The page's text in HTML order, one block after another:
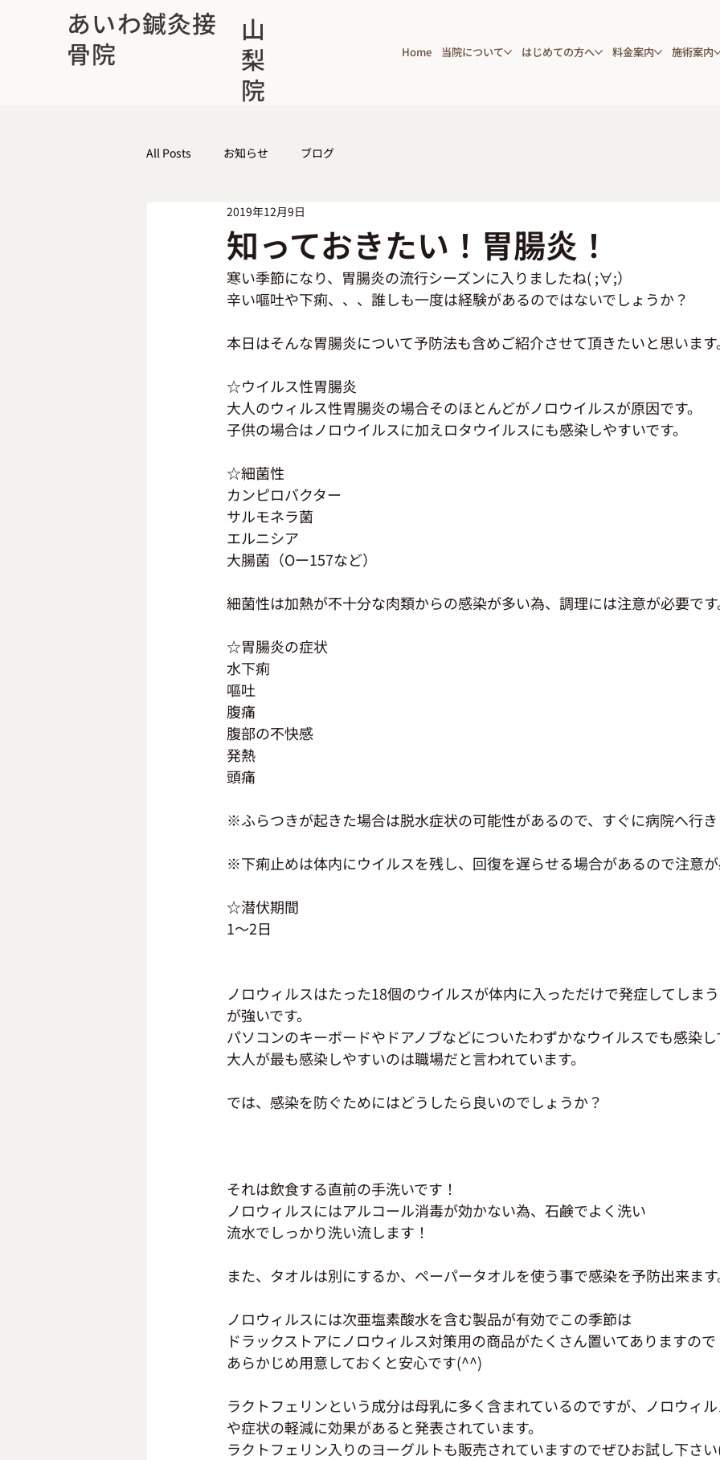
Home 当院について はじめての方へ 料金案内 施術案内
あいわ鍼灸接
骨院
山
梨
院
All Posts お知らせ ブログ
知っておきたい！胃腸炎！
2019年12月9日
寒い季節になり、胃腸炎の流行シーズンに入りましたね( ;∀;）
辛い嘔吐や下痢、、、誰しも一度は経験があるのではないでしょうか？
本日はそんな胃腸炎について予防法も含めご紹介させて頂きたいと思います
☆ウイルス性胃腸炎
大人のウィルス性胃腸炎の場合そのほとんどがノロウイルスが原因です。
子供の場合はノロウイルスに加えロタウイルスにも感染しやすいです。
☆細菌性
カンピロバクター
サルモネラ菌
エルニシア
大腸菌（Oー157など）
細菌性は加熱が不十分な肉類からの感染が多い為、調理には注意が必要で
☆胃腸炎の症状
水下痢
嘔吐
腹痛
腹部の不快感
発熱
頭痛
※ふらつきが起きた場合は脱水症状の可能性があるので、すぐに病院へ行
※下痢止めは体内にウイルスを残し、回復を遅らせる場合があるので注意
☆潜伏期間
1～2日
ノロウィルスはたった18個のウイルスが体内に入っただけで発症してしま
が強いです。
パソコンのキーボードやドアノブなどについたわずかなウイルスでも感染
大人が最も感染しやすいのは職場だと言われています。
では、感染を防ぐためにはどうしたら良いのでしょうか？
それは飲食する直前の手洗いです！
ノロウィルスにはアルコール消毒が効かない為、石鹸でよく洗い
流水でしっかり洗い流します！
また、タオルは別にするか、ペーパータオルを使う事で感染を予防出来ま
ノロウィルスには次亜塩素酸水を含む製品が有効でこの季節は
ドラックストアにノロウィルス対策用の商品がたくさん置いてありますので
あらかじめ用意しておくと安心です(^^)
ラクトフェリンという成分は母乳に多く含まれているのですが、ノロウィ
や症状の軽減に効果があると発表されています。
ラクトフェリン入りのヨーグルトも販売されていますのでぜひお試し下さ